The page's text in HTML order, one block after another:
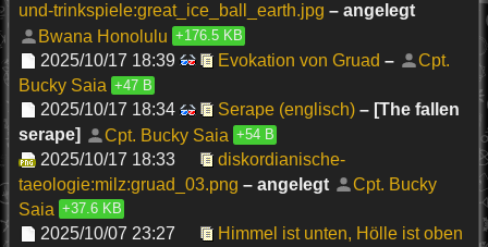
und-trinkspiele:great_ice_ball_earth.jpg – angelegt
Bwana Honolulu +176.5 KB
2025/10/17 18:39 Evokation von Gruad –
Cpt.
Bucky Saia +47 B
2025/10/17 18:34 Serape (englisch) – [The fallen
serape]
Cpt. Bucky Saia +54 B
2025/10/17 18:33
diskordianische-
taeologie:milz:gruad_03.png – angelegt
Cpt. Bucky
Saia +37.6 KB
2025/10/07 23:27
Himmel ist unten, Hölle ist oben